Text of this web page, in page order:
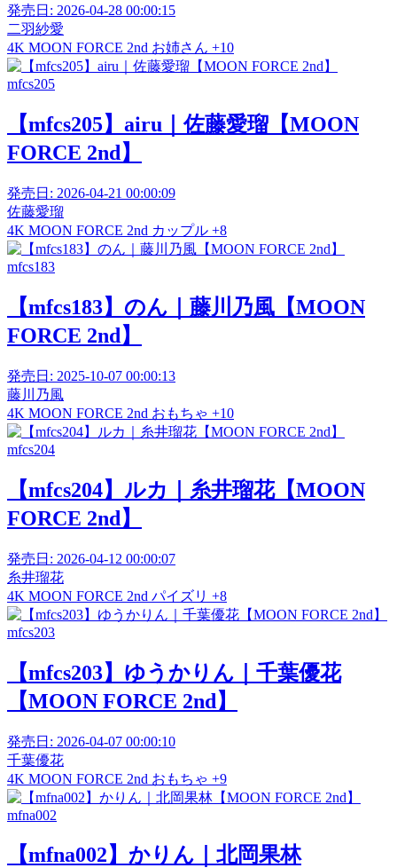
発売日: 2026-04-28 00:00:15
二羽紗愛
4K MOON FORCE 2nd お姉さん +10
mfcs205
【mfcs205】airu｜佐藤愛瑠【MOON
FORCE 2nd】
発売日: 2026-04-21 00:00:09
佐藤愛瑠
4K MOON FORCE 2nd カップル +8
mfcs183
【mfcs183】のん｜藤川乃風【MOON
FORCE 2nd】
発売日: 2025-10-07 00:00:13
藤川乃風
4K MOON FORCE 2nd おもちゃ +10
mfcs204
【mfcs204】ルカ｜糸井瑠花【MOON
FORCE 2nd】
発売日: 2026-04-12 00:00:07
糸井瑠花
4K MOON FORCE 2nd パイズリ +8
mfcs203
【mfcs203】ゆうかりん｜千葉優花
【MOON FORCE 2nd】
発売日: 2026-04-07 00:00:10
千葉優花
4K MOON FORCE 2nd おもちゃ +9
mfna002
【mfna002】かりん｜北岡果林